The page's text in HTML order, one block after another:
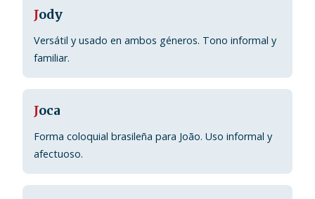
Jody
Versátil y usado en ambos géneros. Tono informal y
familiar.
Joca
Forma coloquial brasileña para João. Uso informal y
afectuoso.